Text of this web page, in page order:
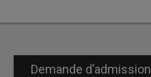
Demande d’admission